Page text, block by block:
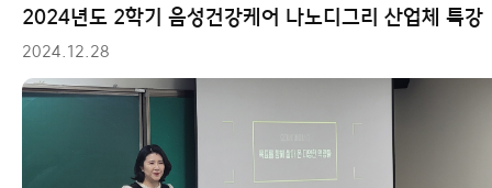
2024년도 2학기 음성건강케어 나노디그리 산업체 특강
2024.12.28